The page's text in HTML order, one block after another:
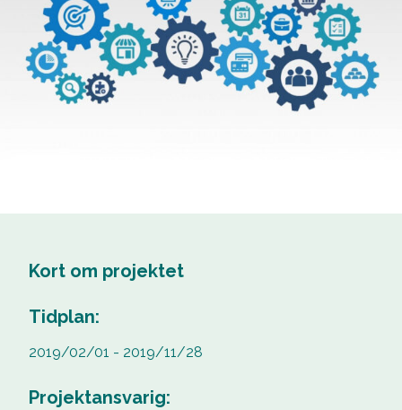
Kort om projektet
Tidplan:
2019/02/01 - 2019/11/28
Projektansvarig: